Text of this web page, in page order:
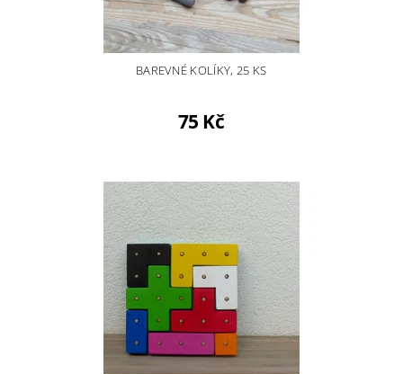
BAREVNÉ KOLÍKY, 25 KS
75 Kč